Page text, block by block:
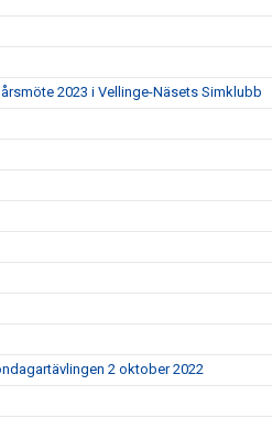
2023 i Vellinge-Näsets Simklubb
2 oktober 2022